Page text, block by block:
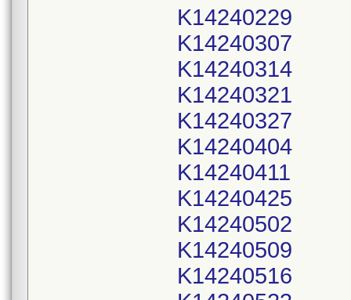
K14240229
K14240307
K14240314
K14240321
K14240327
K14240404
K14240411
K14240425
K14240502
K14240509
K14240516